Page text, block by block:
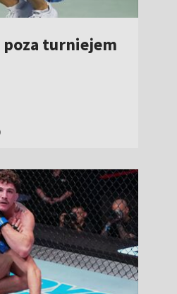
poza turniejem